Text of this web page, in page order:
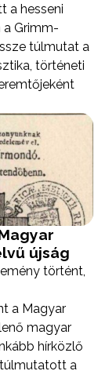
a hesseni
a Grimm-
túlmutat a
történeti
újság
történt,
a Magyar
magyar
hírközlő
a